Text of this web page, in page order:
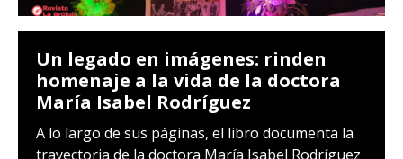
Un legado en imágenes: rinden
homenaje a la vida de la doctora
María Isabel Rodríguez
A lo largo de sus páginas, el libro documenta la
trayectoria de la doctora María Isabel Rodríguez